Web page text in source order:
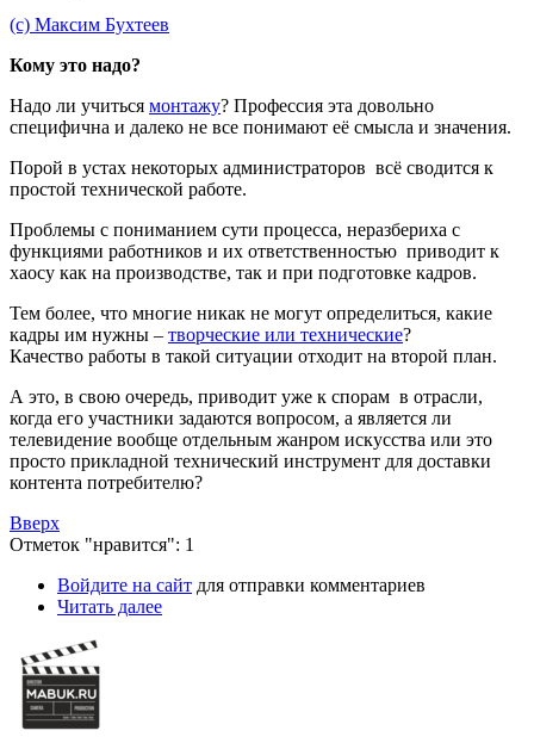
(с) Максим Бухтеев
Кому это надо?
Надо ли учиться монтажу? Профессия эта довольно
специфична и далеко не все понимают её смысла и значения.
Порой в устах некоторых администраторов всё сводится к
простой технической работе.
Проблемы с пониманием сути процесса, неразбериха с
функциями работников и их ответственностью приводит к
хаосу как на производстве, так и при подготовке кадров.
Тем более, что многие никак не могут определиться, какие
кадры им нужны – творческие или технические?
Качество работы в такой ситуации отходит на второй план.
А это, в свою очередь, приводит уже к спорам в отрасли,
когда его участники задаются вопросом, а является ли
телевидение вообще отдельным жанром искусства или это
просто прикладной технический инструмент для доставки
контента потребителю?
Вверх
Отметок "нравится": 1
Войдите на сайт для отправки комментариев
Читать далее